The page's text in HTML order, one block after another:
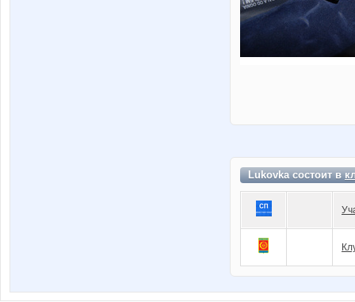
Lukovka состоит в